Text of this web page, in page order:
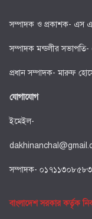
সম্পাদক ও প্রকাশক- এস
সম্পাদক মন্ডলীর
প্রধান সম্পাদক- মারুফ
যোগাযোগ
ইমেইল-
সম্পাদক- ০১৭১১৩০৮৫৮৩
বাংলাদেশ সরকার কর্তৃক